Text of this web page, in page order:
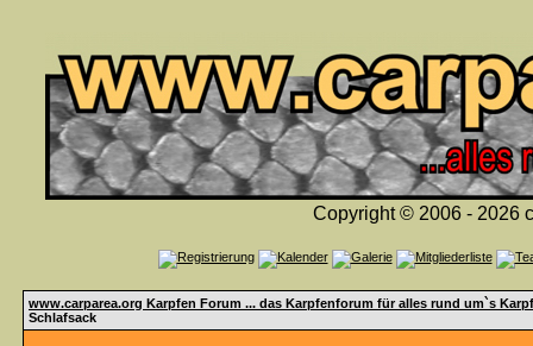
Copyright © 2006 - 2026
www.carparea.org Karpfen Forum ... das Karpfenforum für alles rund um`s
Schlafsack